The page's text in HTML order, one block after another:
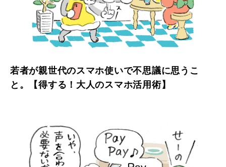
若者が親世代のスマホ使いで不思議に思うこ
と。【得する！大人のスマホ活用術】